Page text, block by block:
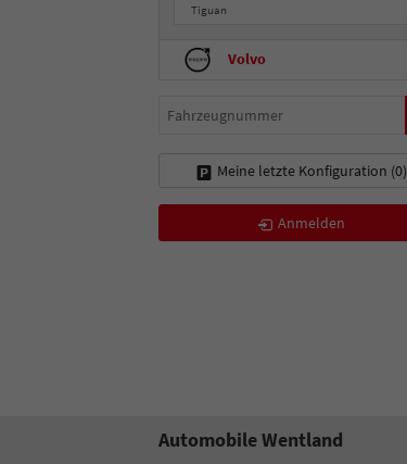
Tiguan
Volvo
Fahrzeugnummer
Meine letzte Konfiguration (0)
Anmelden
Automobile Wentland